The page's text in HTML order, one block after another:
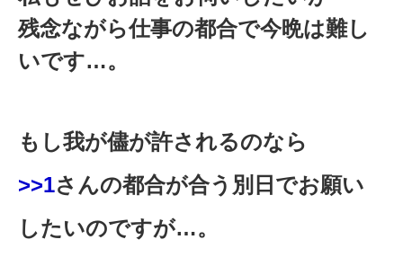
残念ながら仕事の都合で今晩は難し
いです…。
もし我が儘が許されるのなら
>>1さんの都合が合う別日でお願い
したいのですが…。